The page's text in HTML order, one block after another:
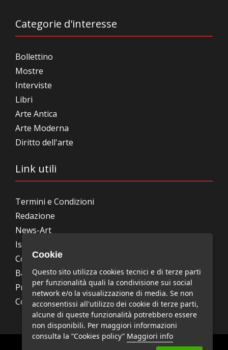
Categorie d'interesse
Bollettino
Mostre
Interviste
Libri
Arte Antica
Arte Moderna
Diritto dell'arte
Link utili
Termini e Condizioni
Redazione
News-Art
Iscrizione alla newsletter
Collabora con noi
Bandi, concorsi, premi
Privacy Policy
Cookie Policy
Cookie
Questo sito utilizza cookies tecnici e di terze parti
per funzionalità quali la condivisione sui social
network e/o la visualizzazione di media. Se non
acconsentissi all'utilizzo dei cookie di terze parti,
alcune di queste funzionalità potrebbero essere
non disponibili. Per maggiori informazioni
consulta la “Cookies policy” Maggiori info